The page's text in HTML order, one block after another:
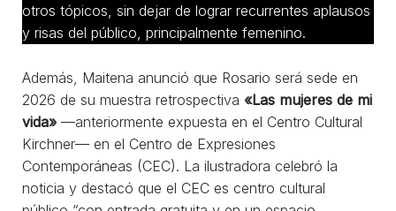
otros tópicos, sin dejar de lograr recurrentes aplausos
y risas del público, principalmente femenino.
Además, Maitena anunció que Rosario será sede en
2026 de su muestra retrospectiva «Las mujeres de mi
vida» —anteriormente expuesta en el Centro Cultural
Kirchner— en el Centro de Expresiones
Contemporáneas (CEC). La ilustradora celebró la
noticia y destacó que el CEC es centro cultural